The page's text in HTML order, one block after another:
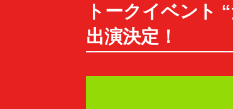
トークイベント
出演決定！